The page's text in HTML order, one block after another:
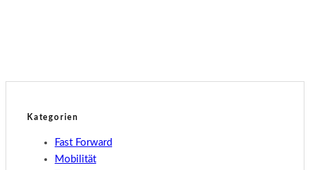
Kategorien
Fast Forward
Mobilität